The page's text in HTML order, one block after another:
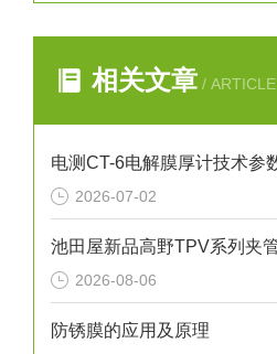
相关文章 / ARTICLE
2026-07-02
2026-08-06
防锈膜的应用及原理